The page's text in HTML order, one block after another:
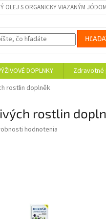
OLEJ S ORGANICKY VIAZANÝM
DOPLNKY
rostlin doplněk
rostlin
hodnotenia